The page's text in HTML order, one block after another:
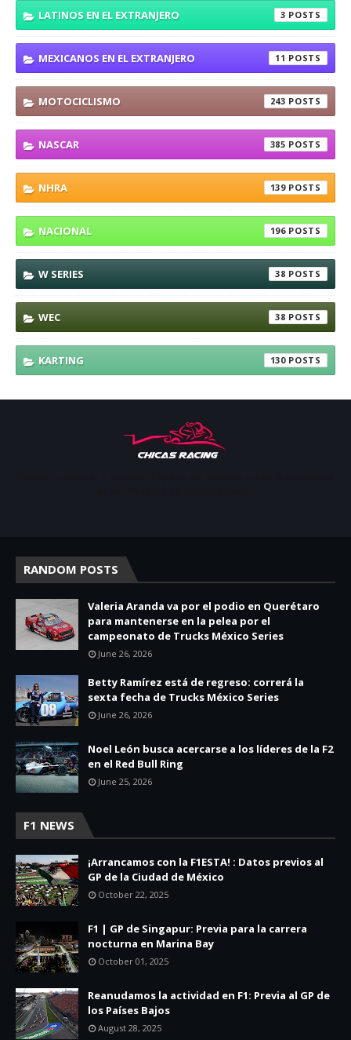
LATINOS EN EL EXTRANJERO 3
MEXICANOS EN EL EXTRANJERO 11
MOTOCICLISMO 243
NASCAR 385
NHRA 139
NACIONAL 196
W SERIES 38
WEC 38
KARTING 130
RANDOM POSTS
Valeria Aranda va por el podio en Querétaro
para mantenerse en la pelea por el
campeonato de Trucks México Series
June 26, 2026
Betty Ramírez está de regreso: correrá la
sexta fecha de Trucks México Series
June 26, 2026
Noel León busca acercarse a los líderes de la F2
en el Red Bull Ring
June 25, 2026
F1 NEWS
¡Arrancamos con la F1ESTA! : Datos previos al
GP de la Ciudad de México
October 22, 2025
F1 | GP de Singapur: Previa para la carrera
nocturna en Marina Bay
October 01, 2025
Reanudamos la actividad en F1: Previa al GP de
los Países Bajos
August 28, 2025